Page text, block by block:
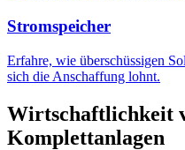
Stromspeicher
Erfahre, wie überschüssigen
sich die Anschaffung lohnt.
Wirtschaftlichkeit
Komplettanlagen